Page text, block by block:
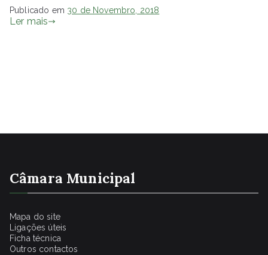
Publicado em 30 de Novembro, 2018
Ler mais
Câmara Municipal
Mapa do site
Ligações úteis
Ficha técnica
Outros contactos